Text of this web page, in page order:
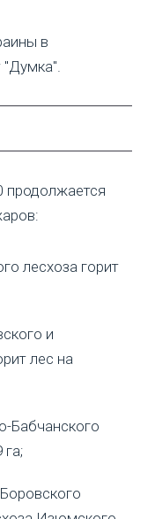
в
продолжается
лесхоза горит
и
лес на
Бабчанского